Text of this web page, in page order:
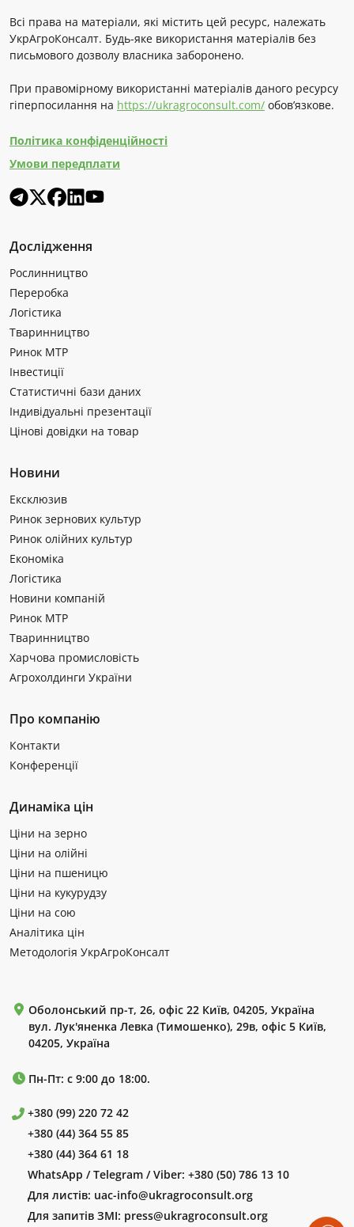
Всі права на матеріали, які містить цей ресурс, належать
УкрАгроКонсалт. Будь-яке використання матеріалів без
письмового дозволу власника заборонено.
При правомірному використанні матеріалів даного ресурсу
гіперпосилання на https://ukragroconsult.com/ обов’язкове.
Політика конфіденційності
Умови передплати
Дослідження
Рослинництво
Переробка
Логістика
Тваринництво
Ринок МТР
Інвестиції
Статистичні бази даних
Індивідуальні презентації
Цінові довідки на товар
Новини
Ексклюзив
Ринок зернових культур
Ринок олійних культур
Економіка
Логістика
Новини компаній
Ринок МТР
Тваринництво
Харчова промисловість
Агрохолдинги України
Про компанію
Контакти
Конференції
Динаміка цін
Ціни на зерно
Ціни на олійні
Ціни на пшеницю
Ціни на кукурудзу
Ціни на сою
Аналітика цін
Методологія УкрАгроКонсалт
Оболонський пр-т, 26, офіс 22 Київ, 04205, Україна
вул. Лук'яненка Левка (Тимошенко), 29в, офіс 5 Київ,
04205, Україна
Пн-Пт: с 9:00 до 18:00.
+380 (99) 220 72 42
+380 (44) 364 55 85
+380 (44) 364 61 18
WhatsApp / Telegram / Viber: +380 (50) 786 13 10
Для листів: uac-info@ukragroconsult.org
Для запитів ЗМІ: press@ukragroconsult.org